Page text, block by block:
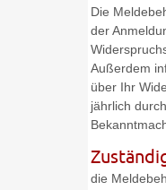
Die
der
Außerdem
über Ihr
jährlich
die